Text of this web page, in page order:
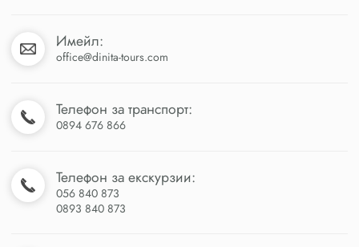
Имейл:
office@dinita-tours.com
Телефон за транспорт:
0894 676 866
Телефон за екскурзии:
056 840 873
0893 840 873